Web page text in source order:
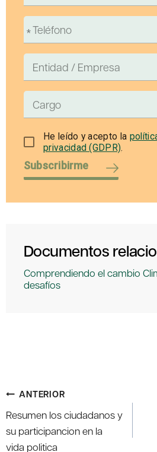
He leído y acepto la
privacidad (GDPR).
Subscribirme
Documentos
Comprendiendo el cambio
desafíos
Navegación
de
entradas
ANTERIOR
Resumen los ciudadanos y
su participancion en la
vida politica